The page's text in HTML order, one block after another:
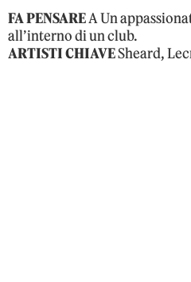
FA PENSAREA Un
all’interno di un club.
ARTISTI CHIAVESheard,